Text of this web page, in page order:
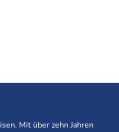
Mit über zehn Jahren